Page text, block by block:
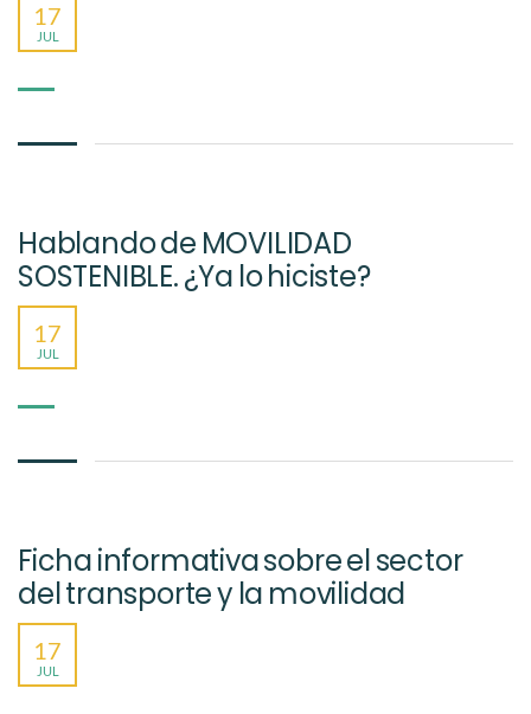
17
JUL
Hablando de MOVILIDAD
SOSTENIBLE. ¿Ya lo hiciste?
17
JUL
Ficha informativa sobre el sector
del transporte y la movilidad
17
JUL